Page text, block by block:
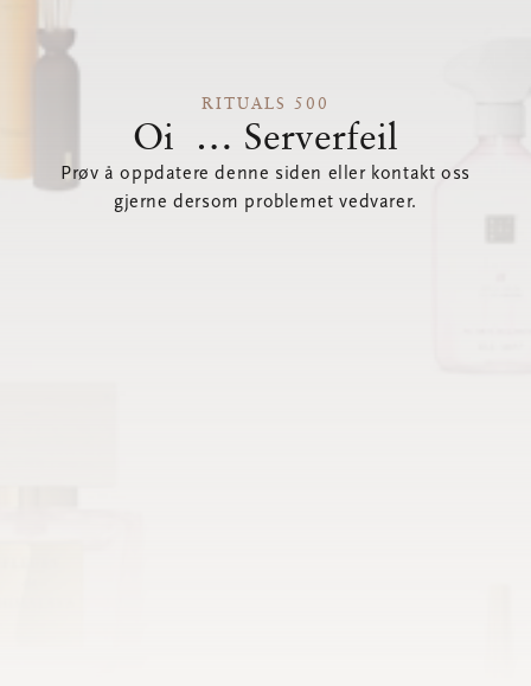
RITUALS 500
Oi … Serverfeil
Prøv å oppdatere denne siden eller kontakt oss
gjerne dersom problemet vedvarer.